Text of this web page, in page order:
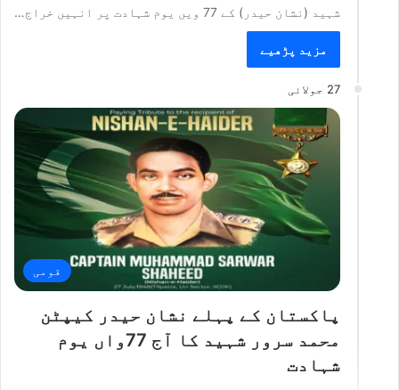
شہید (نشان حیدر) کے 77 ویں یوم شہادت پر انہیں خراج…
مزید پڑھیے
27 جولائی
قومی
پاکستان کے پہلے نشان حیدر کیپٹن
محمد سرور شہید کا آج 77واں یوم
شہادت